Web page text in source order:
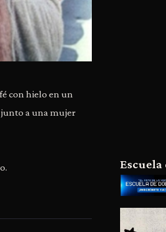
con hielo en un
junto a una mujer
Escuela